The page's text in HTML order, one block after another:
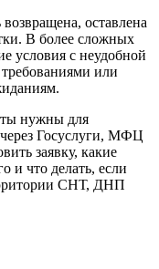
оставлена
В более сложных
условия с неудобной
или
нужны для
через Госуслуги, МФЦ
заявку, какие
и что делать, если
СНТ, ДНП